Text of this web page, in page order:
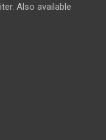
Also available